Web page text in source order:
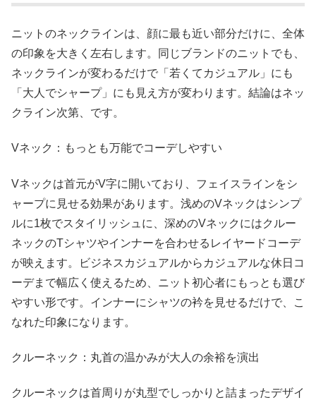
ニットのネックラインは、顔に最も近い部分だけに、全体
の印象を大きく左右します。同じブランドのニットでも、
ネックラインが変わるだけで「若くてカジュアル」にも
「大人でシャープ」にも見え方が変わります。結論はネッ
クライン次第、です。
Vネック：もっとも万能でコーデしやすい
Vネックは首元がV字に開いており、フェイスラインをシ
ャープに見せる効果があります。浅めのVネックはシンプ
ルに1枚でスタイリッシュに、深めのVネックにはクルー
ネックのTシャツやインナーを合わせるレイヤードコーデ
が映えます。ビジネスカジュアルからカジュアルな休日コ
ーデまで幅広く使えるため、ニット初心者にもっとも選び
やすい形です。インナーにシャツの衿を見せるだけで、こ
なれた印象になります。
クルーネック：丸首の温かみが大人の余裕を演出
クルーネックは首周りが丸型でしっかりと詰まったデザイ